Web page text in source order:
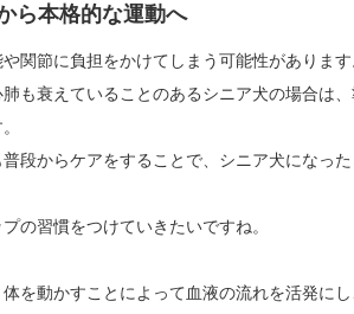
ら本格的な運動へ
関節に負担をかけてしまう可能性があります
も衰えていることのあるシニア犬の場合は
段からケアをすることで、シニア犬になっ
の習慣をつけていきたいですね。
を動かすことによって血液の流れを活発に